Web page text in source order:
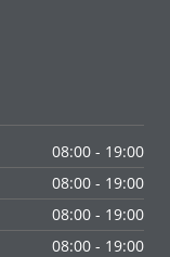
08:00 - 19:00
08:00 - 19:00
08:00 - 19:00
08:00 - 19:00